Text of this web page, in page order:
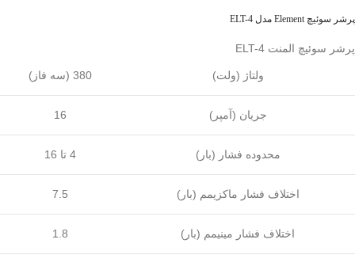
پرشر سوئیچ Element مدل ELT-4
پرشر سوئیچ المنت ELT-4
ولتاژ (ولت) 380 (سه فاز)
جریان (آمپر) 16
محدوده فشار (بار) 4 تا 16
اختلاف فشار ماکزیمم (بار) 7.5
اختلاف فشار مینیمم (بار) 1.8